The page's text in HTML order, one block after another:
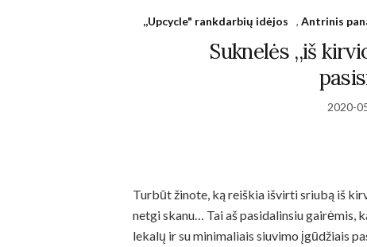
,,Upcycle" rankdarbių idėjos ,Antrinis
Suknelės ,,iš
2020-
Turbūt žinote, ką reiškia išvirti sriubą iš
netgi skanu… Tai aš pasidalinsiu gairėmis,
lekalų ir su minimaliais siuvimo įgūdžiais